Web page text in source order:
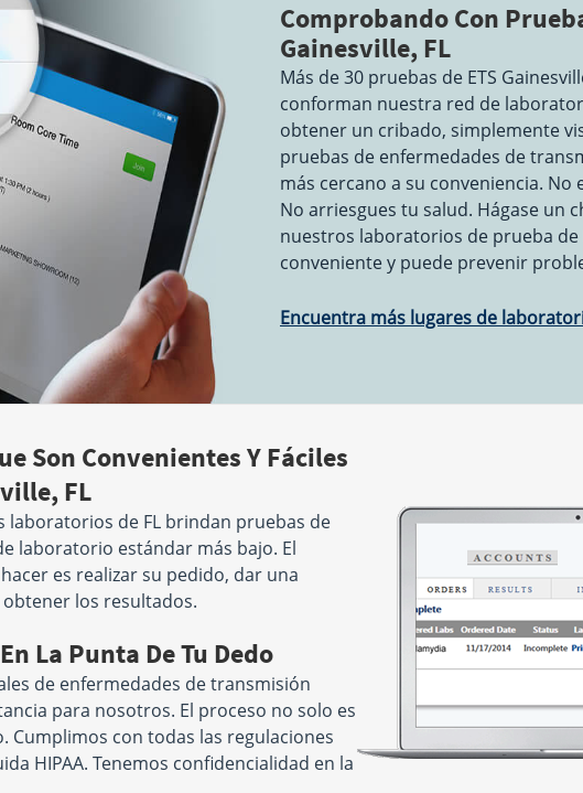
Comprobando Con
Gainesville, FL
Más de 30 pruebas de ETS
conforman nuestra red de
obtener un cribado, simplemente
pruebas de enfermedades de
más cercano a su conveniencia. No
No arriesgues tu salud. Hágase un
nuestros laboratorios de prueba de
conveniente y puede prevenir
Encuentra más lugares de
Son Convenientes Y Fáciles
FL
laboratorios de FL brindan pruebas de
laboratorio estándar más bajo. El
es realizar su pedido, dar una
los resultados.
La Punta De Tu Dedo
de enfermedades de transmisión
para nosotros. El proceso no solo es
Cumplimos con todas las regulaciones
HIPAA. Tenemos confidencialidad en la